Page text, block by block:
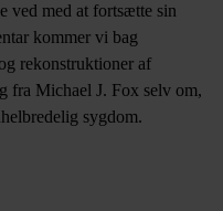
ved med at fortsætte sin
kommer vi bag
rekonstruktioner af
fra Michael J. Fox selv om,
sygdom.